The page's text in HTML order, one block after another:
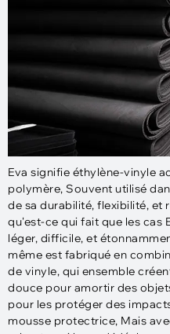
Eva signifie éthylène-vinyle
polymère, Souvent utilisé
de sa durabilité, flexibilité, et
qu'est-ce qui fait que les cas
léger, difficile, et
même est fabriqué en
de vinyle, qui ensemble
douce pour amortir des
pour les protéger des
mousse protectrice, Mais